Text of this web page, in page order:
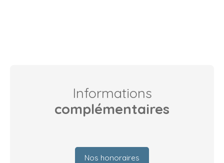
Informations
complémentaires
Nos honoraires